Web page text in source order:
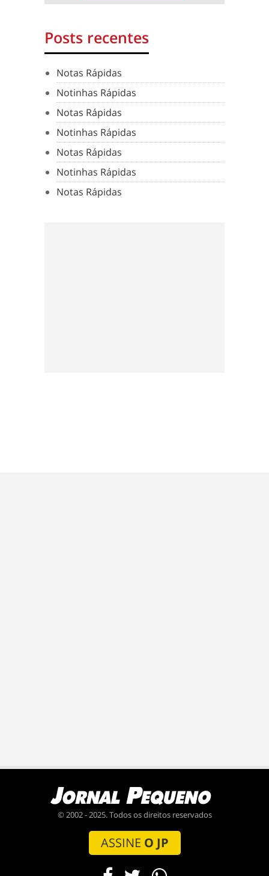
Posts recentes
Notas Rápidas
Notinhas Rápidas
Notas Rápidas
Notinhas Rápidas
Notas Rápidas
Notinhas Rápidas
Notas Rápidas
© 2002 - 2025. Todos os direitos reservados
ASSINE O JP